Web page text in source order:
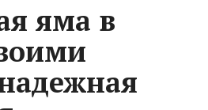
яма в